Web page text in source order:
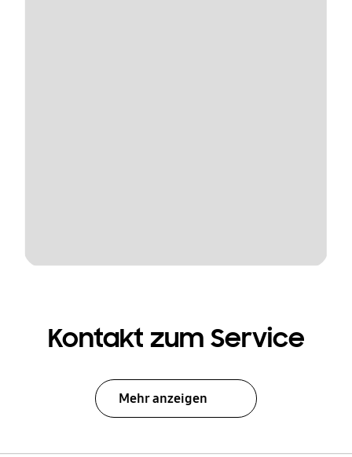
Kontakt zum Service
Mehr anzeigen